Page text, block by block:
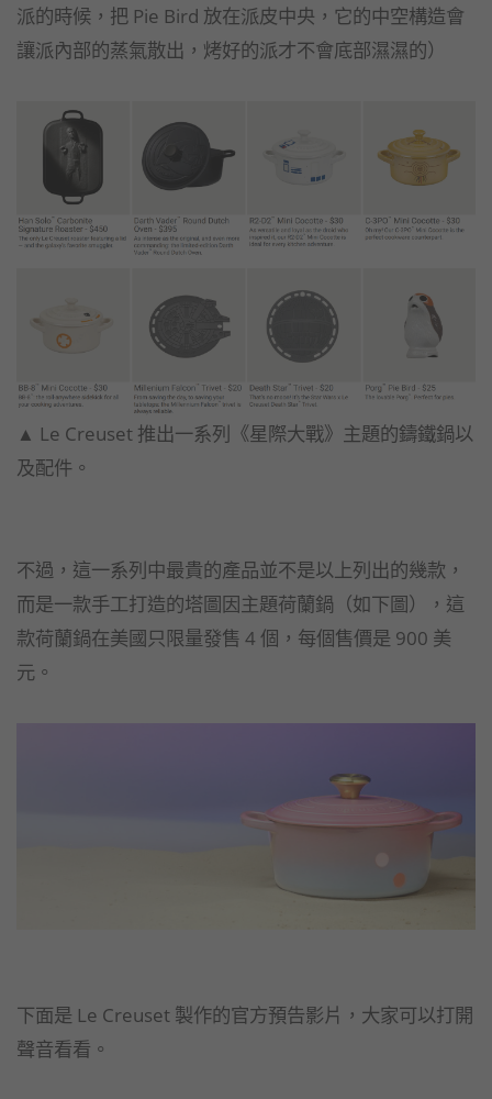
派的時候，把 Pie Bird 放在派皮中央，它的中空構造會
讓派內部的蒸氣散出，烤好的派才不會底部濕濕的）
▲ Le Creuset 推出一系列《星際大戰》主題的鑄鐵鍋以
及配件。
不過，這一系列中最貴的產品並不是以上列出的幾款，
而是一款手工打造的塔圖因主題荷蘭鍋（如下圖），這
款荷蘭鍋在美國只限量發售 4 個，每個售價是 900 美
元。
下面是 Le Creuset 製作的官方預告影片，大家可以打開
聲音看看。